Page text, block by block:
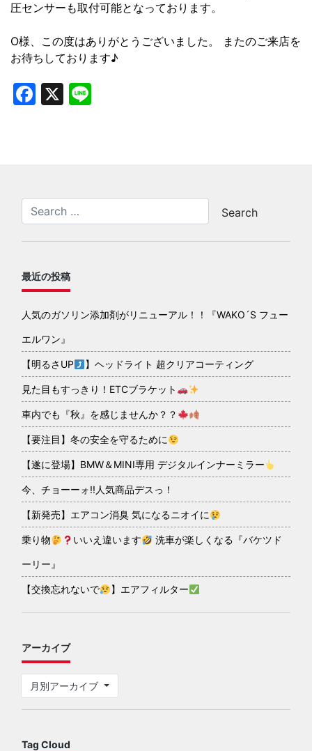
圧センサーも取付可能となっております。
O様、この度はありがとうございました。 またのご来店を
お待ちしております♪
Facebook
X
最近の投稿
人気のガソリン添加剤がリニューアル！！『WAKO´S フュー
エルワン』
【明るさUP 】ヘッドライト 超クリアコーティング
見た目もすっきり！ETCブラケット
車内でも『秋』を感じませんか？？
【要注目】冬の安全を守るために
【遂に登場】BMW＆MINI専用 デジタルインナーミラー
今、チョーーォ!!人気商品デスっ！
【新発売】エアコン消臭 気になるニオイに
乗り物 いいえ違います 洗車が楽しくなる『バケツド
ーリー』
【交換忘れないで 】エアフィルター
アーカイブ
月別アーカイブ
Tag Cloud